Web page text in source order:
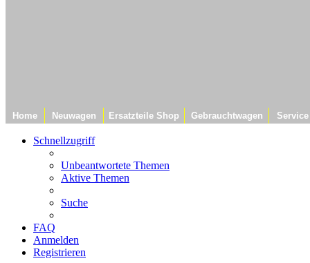
Home Neuwagen Ersatzteile Shop Gebrauchtwagen Service
Schnellzugriff
Unbeantwortete Themen
Aktive Themen
Suche
FAQ
Anmelden
Registrieren